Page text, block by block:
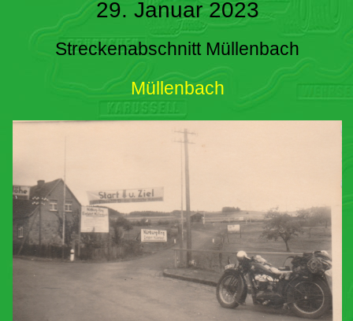
29. Januar 2023
Streckenabschnitt Müllenbach
Müllenbach